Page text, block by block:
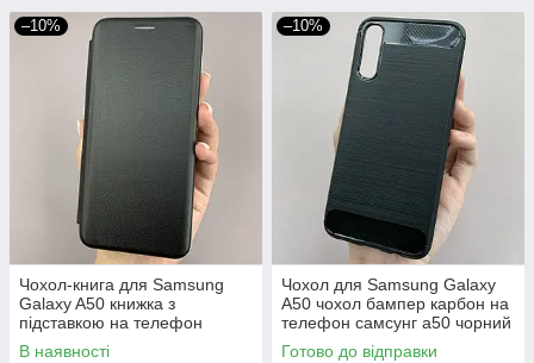
–10%
Чохол-книга для Samsung
Galaxy A50 книжка з
підставкою на телефон
самсунг а50 чорна stn
В наявності
–10%
Чохол для Samsung Galaxy
A50 чохол бампер карбон на
телефон самсунг а50 чорний
pls
Готово до відправки